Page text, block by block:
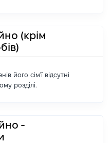
(крім
його сім'ї відсутні
розділі.
-